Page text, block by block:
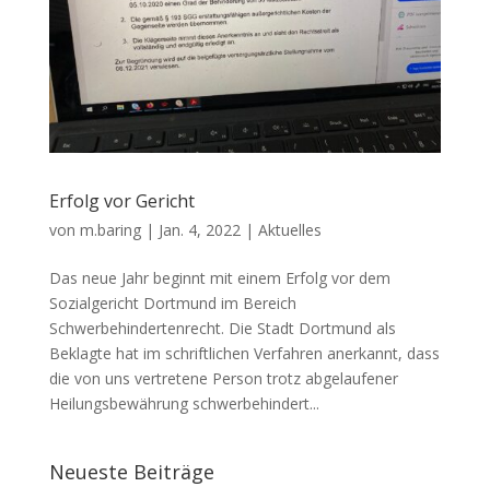
Erfolg vor Gericht
von m.baring| Jan. 4, 2022| Aktuelles
Das neue Jahr beginnt mit einem Erfolg vor dem
Sozialgericht Dortmund im Bereich
Schwerbehindertenrecht. Die Stadt Dortmund als
Beklagte hat im schriftlichen Verfahren anerkannt, dass
die von uns vertretene Person trotz abgelaufener
Heilungsbewährung schwerbehindert...
Neueste Beiträge